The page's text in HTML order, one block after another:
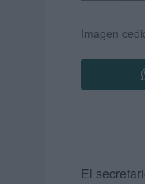
Imagen
El